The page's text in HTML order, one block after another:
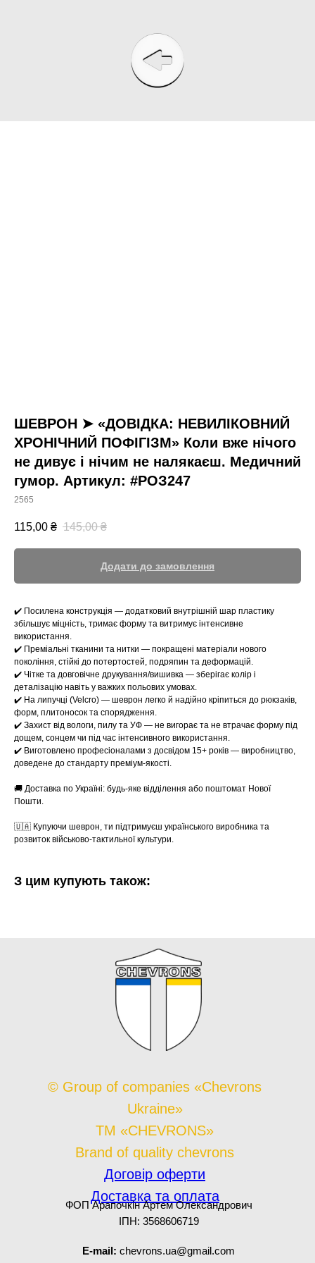
ШЕВРОН ➤ «ДОВІДКА: НЕВИЛІКОВНИЙ
ХРОНІЧНИЙ ПОФІГІЗМ» Коли вже нічого
не дивує і нічим не налякаєш. Медичний
гумор. Артикул: #РОЗ247
2565
115,00 ₴ 145,00 ₴
Додати до замовлення
✔️ Посилена конструкція — додатковий внутрішній шар пластику
збільшує міцність, тримає форму та витримує інтенсивне
використання.
✔️ Преміальні тканини та нитки — покращені матеріали нового
покоління, стійкі до потертостей, подряпин та деформацій.
✔️ Чітке та довговічне друкування/вишивка — зберігає колір і
деталізацію навіть у важких польових умовах.
✔️ На липучці (Velcro) — шеврон легко й надійно кріпиться до рюкзаків,
форм, плитоносок та спорядження.
✔️ Захист від вологи, пилу та УФ — не вигорає та не втрачає форму під
дощем, сонцем чи під час інтенсивного використання.
✔️ Виготовлено професіоналами з досвідом 15+ років — виробництво,
доведене до стандарту преміум-якості.
🚚 Доставка по Україні: будь-яке відділення або поштомат Нової
Пошти.
🇺🇦 Купуючи шеврон, ти підтримуєш українського виробника та
розвиток військово-тактильної культури.
З цим купують також:
© Group of companies «Chevrons
Ukraine»
TM «CHEVRONS»
Brand of quality chevrons
Договір оферти
Доставка та оплата
ФОП Арапочкін Артем Олександрович
ІПН: 3568606719
E-mail: chevrons.ua@gmail.com